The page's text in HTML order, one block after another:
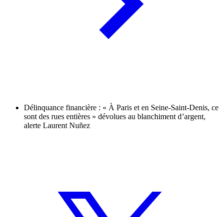
Délinquance financière : « À Paris et en Seine-Saint-Denis, ce
sont des rues entières » dévolues au blanchiment d’argent,
alerte Laurent Nuñez